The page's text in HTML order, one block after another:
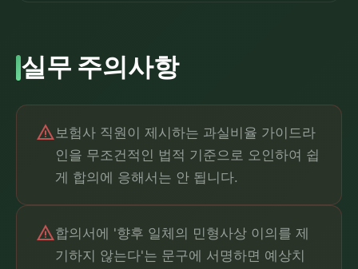
실무 주의사항
warning보험사 직원이 제시하는 과실비율 가이드라
인을 무조건적인 법적 기준으로 오인하여 쉽
게 합의에 응해서는 안 됩니다.
warning합의서에 '향후 일체의 민형사상 이의를 제
기하지 않는다'는 문구에 서명하면 예상치